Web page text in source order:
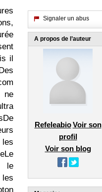
il
ne
le
les
Signaler un abus
A propos de l’auteur
Refeleabio Voir son
profil
Voir son blog